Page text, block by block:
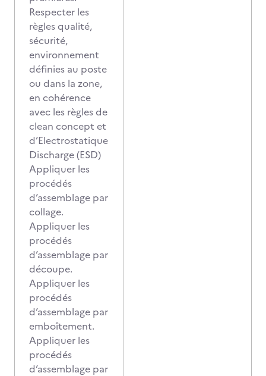
Respecter les
règles qualité,
sécurité,
environnement
définies au poste
ou dans la zone,
en cohérence
avec les règles de
clean concept et
d’Electrostatique
Discharge (ESD)
Appliquer les
procédés
d’assemblage par
collage.
Appliquer les
procédés
d’assemblage par
découpe.
Appliquer les
procédés
d’assemblage par
emboîtement.
Appliquer les
procédés
d’assemblage par